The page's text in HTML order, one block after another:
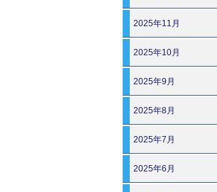
2025年11月
2025年10月
2025年9月
2025年8月
2025年7月
2025年6月